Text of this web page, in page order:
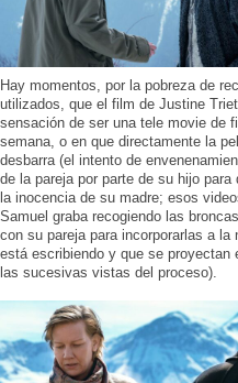
Hay momentos, por la pobreza de
utilizados, que el film de Justine
sensación de ser una tele movie de
semana, o en que directamente la
desbarra (el intento de
de la pareja por parte de su hijo para
la inocencia de su madre; esos
Samuel graba recogiendo las
con su pareja para incorporarlas a la
está escribiendo y que se proyectan
las sucesivas vistas del proceso).